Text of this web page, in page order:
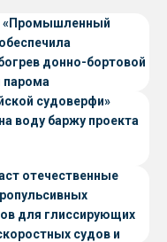
«Промышленный
донно-бортовой
парома
проекта CNF22
судоверфи»
воду баржу проекта
отечественные
для глиссирующих
судов и